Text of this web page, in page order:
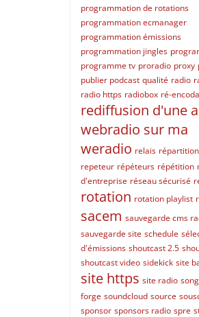
programmation de rotations
programmation ecmanager
programmation émissions
programmation jingles
programme tv proradio proxy
publier podcast qualité radio
radio https radiobox ré-
rediffusion d'une
webradio sur ma
weradio relais
repeteur répéteurs répétition
d'entreprise réseau sécurisé
rotation rotation playlist
sacem sauvegarde cms
sauvegarde site schedule
d'émissions shoutcast 2.5
shoutcast video sidekick site
site https site radio
forge soundcloud source
sponsor sponsors radio spre